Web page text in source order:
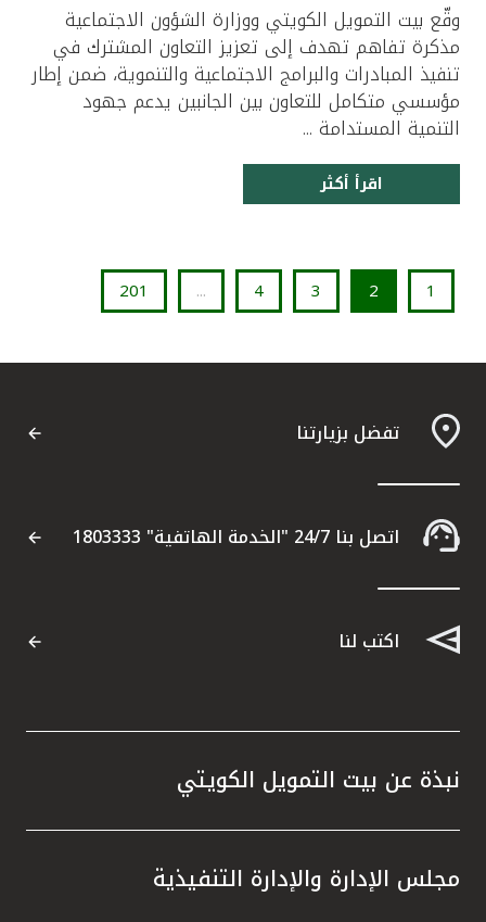
وقّع بيت التمويل الكويتي ووزارة الشؤون الاجتماعية
مذكرة تفاهم تهدف إلى تعزيز التعاون المشترك في
تنفيذ المبادرات والبرامج الاجتماعية والتنموية، ضمن إطار
مؤسسي متكامل للتعاون بين الجانبين يدعم جهود
التنمية المستدامة ...
اقرأ أكثر
1
2
3
4
...
201
تفضل بزيارتنا
اتصل بنا 24/7 "الخدمة الهاتفية" 1803333
اكتب لنا
نبذة عن بيت التمويل الكويتي
مجلس الإدارة والإدارة التنفيذية